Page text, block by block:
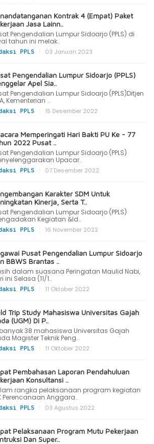
Kontrak 4 (Empat) Paket
Jasa Lainn..
Pengendalian Lumpur Sidoarjo (PPLS) di
tahun ini melak..
PPLS 03 Januari 2023
Pengendalian Lumpur Sidoarjo (PPLS)
Apel Sia..
Pengendalian Lumpur Sidoarjo (PPLS)Ditjen
Kementerian ..
PPLS 15 Desember 2022
Memperingati Hari Bakti PU Ke - 77
2022 Pusat ..
Pengendalian Lumpur Sidoarjo (PPLS)
Upacar..
PPLS 07 Desember 2022
Karakter SDM Untuk
Kinerja, Serta T..
Pengendalian Lumpur Sidoarjo (PPLS)
Kegiatan &ld..
PPLS 16 November 2022
Pusat Pengendalian Lumpur Sidoarjo
BBWS Brantas ..
dalam suasana Peringatan Maulid Nabi,
ini Selasa (11/1..
PPLS 11 Oktober 2022
Trip Study Mahasiswa Universitas Gajah
(UGM) Di P..
38 mahasiswa Universitas Gajah
Magister Teknik Peng..
PPLS 11 Oktober 2022
Pembahasan Laporan Pendahuluan
Konsultansi ..
rangka pelaksanaan program kegiatan
Perencanaan Anggara..
PPLS 03 Agustus 2022
Pelaksanaan Program Mutu Pekerjaan
Dan Super..